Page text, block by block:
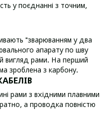
у поєднанні з точним,
"зварюванням у два
апарату по шву
вигляд рами. На перший
зроблена з карбону.
рами з вхідними плавними
а проводка повністю